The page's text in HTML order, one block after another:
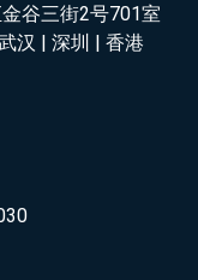
谷三街2号701室
汉 | 深圳 | 香港